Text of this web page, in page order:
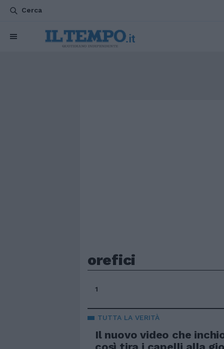
Cerca
orefici
1
TUTTA LA VERITÀ
Il nuovo video che